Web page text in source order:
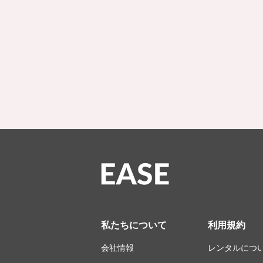
私たちについて
会社情報
利用規約
レンタルにつ